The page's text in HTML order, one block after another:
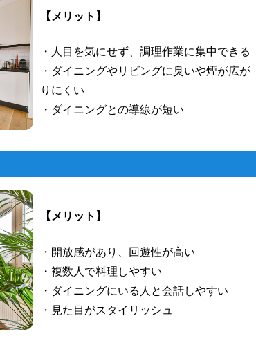
【メリット】
・人目を気にせず、調理作業に集中できる
・ダイニングやリビングに臭いや煙が広が
りにくい
・ダイニングとの導線が短い
【メリット】
・開放感があり、回遊性が高い
・複数人で料理しやすい
・ダイニングにいる人と会話しやすい
・見た目がスタイリッシュ